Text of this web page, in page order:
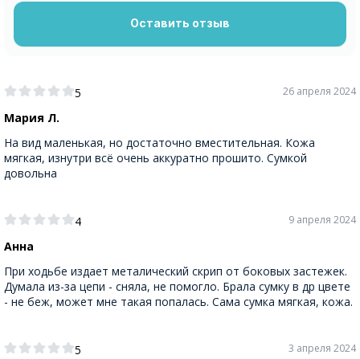
5
Мария Л.
26 апреля 2024
На вид маленькая, но достаточно вместительная. Кожа
мягкая, изнутри всё очень аккуратно прошито. Сумкой
довольна
4
Анна
9 апреля 2024
При ходьбе издает металический скрип от боковых застежек.
Думала из-за цепи - сняла, не помогло. Брала сумку в др цвете
- не беж, может мне такая попалась. Сама сумка мягкая, кожа.
5
3 апреля 2024
Оставить отзыв